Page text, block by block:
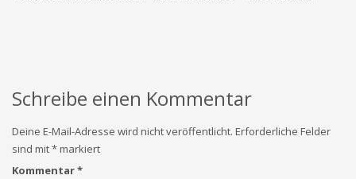
Schreibe einen Kommentar
Deine E-Mail-Adresse wird nicht veröffentlicht. Erforderliche Felder
sind mit*markiert
Kommentar*